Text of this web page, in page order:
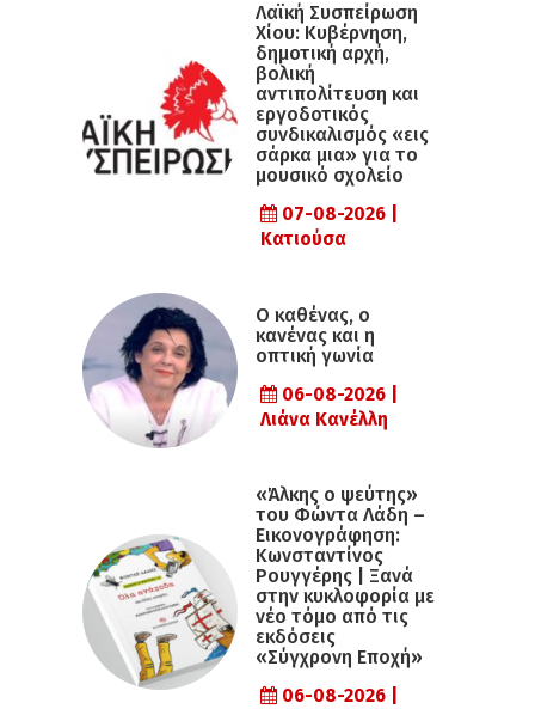
Λαϊκή Συσπείρωση
Χίου: Κυβέρνηση,
δημοτική αρχή,
βολική
αντιπολίτευση και
εργοδοτικός
συνδικαλισμός «εις
σάρκα μια» για το
μουσικό σχολείο
07-08-2026 |
Κατιούσα
Ο καθένας, ο
κανένας και η
οπτική γωνία
06-08-2026 |
Λιάνα Κανέλλη
«Άλκης ο ψεύτης»
του Φώντα Λάδη –
Εικονογράφηση:
Κωνσταντίνος
Ρουγγέρης | Ξανά
στην κυκλοφορία με
νέο τόμο από τις
εκδόσεις
«Σύγχρονη Εποχή»
06-08-2026 |